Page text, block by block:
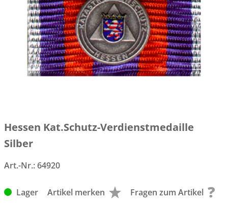
Hessen Kat.Schutz-Verdienstmedaille
Silber
Art.-Nr.:64920
Lager Artikel merken Fragen zum Artikel